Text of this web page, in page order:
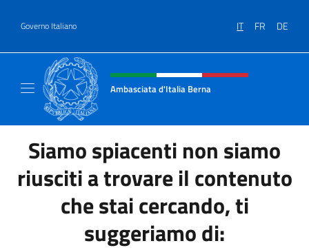
Governo Italiano IT FR DE
Intestazione sito, social e menù
Ambasciata d'Italia Berna
Siamo spiacenti non siamo
riusciti a trovare il contenuto
che stai cercando, ti
suggeriamo di: